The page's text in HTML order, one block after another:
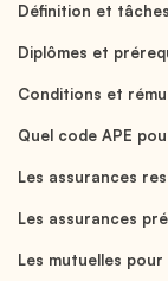
Définition et
Diplômes et
Conditions et
Quel code APE
Les assurances
Les assurances
Les mutuelles